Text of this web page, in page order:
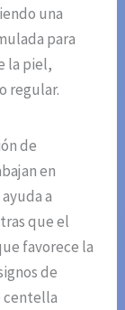
una
para
la piel,
regular.
de
en
a
que el
favorece la
de
centella